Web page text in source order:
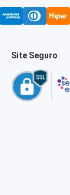
Site Seguro